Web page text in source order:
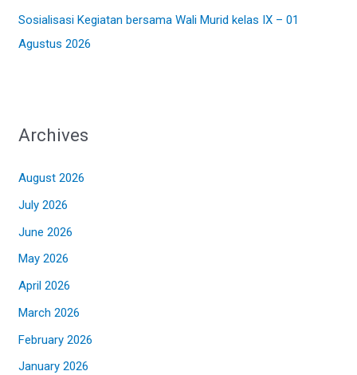
Sosialisasi Kegiatan bersama Wali Murid kelas IX – 01
Agustus 2026
Archives
August 2026
July 2026
June 2026
May 2026
April 2026
March 2026
February 2026
January 2026